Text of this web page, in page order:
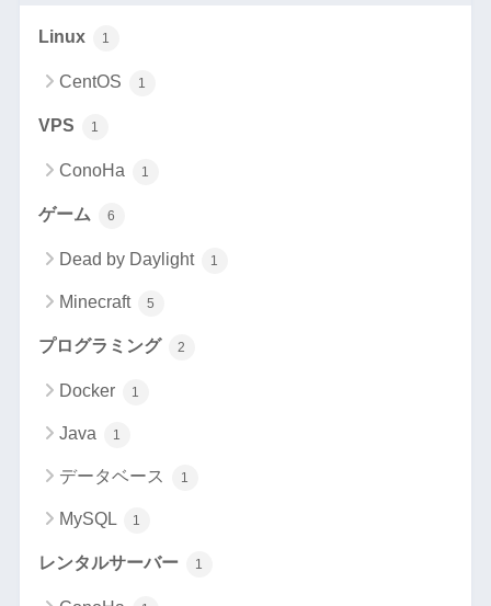
Linux 1
CentOS 1
VPS 1
ConoHa 1
ゲーム 6
Dead by Daylight 1
Minecraft 5
プログラミング 2
Docker 1
Java 1
データベース 1
MySQL 1
レンタルサーバー 1